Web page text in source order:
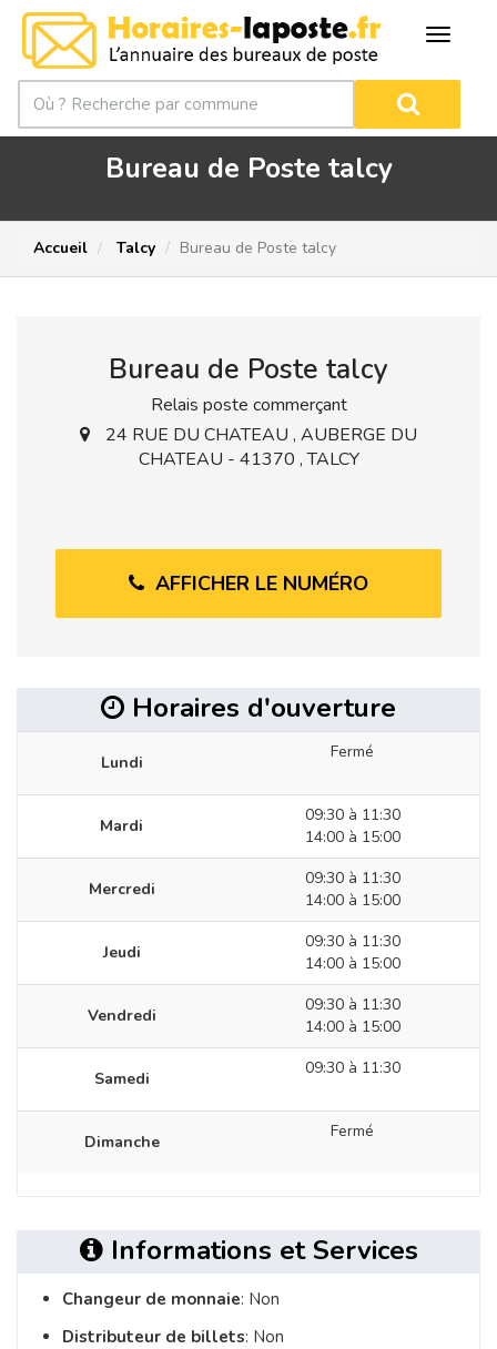
Bureau de Poste talcy
Accueil Talcy Bureau de Poste talcy
Bureau de Poste talcy
Relais poste commerçant
24 RUE DU CHATEAU , AUBERGE DU
CHATEAU - 41370 , TALCY
AFFICHER LE NUMÉRO
Horaires d'ouverture
Lundi
Fermé
Mardi
09:30 à 11:30
14:00 à 15:00
Mercredi
09:30 à 11:30
14:00 à 15:00
Jeudi
09:30 à 11:30
14:00 à 15:00
Vendredi
09:30 à 11:30
14:00 à 15:00
Samedi
09:30 à 11:30
Dimanche
Fermé
Informations et Services
Changeur de monnaie: Non
Distributeur de billets: Non